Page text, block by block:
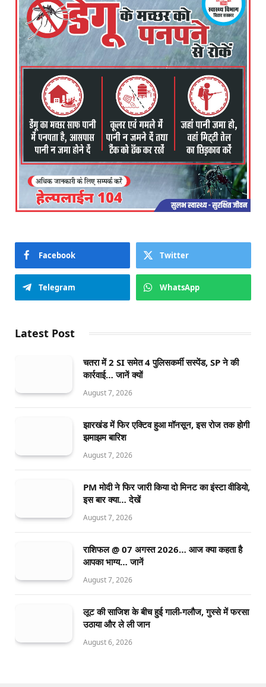
Facebook Twitter
Telegram WhatsApp
Latest Post
चतरा में 2 SI समेत 4 पुलिसकर्मी सस्पेंड, SP ने की
कार्रवाई… जानें क्यों
August 7, 2026
झारखंड में फिर एक्टिव हुआ मॉनसून, इस रोज तक होगी
झमाझम बारिश
August 7, 2026
PM मोदी ने फिर जारी किया दो मिनट का इंस्टा वीडियो,
इस बार क्या… देखें
August 7, 2026
राशिफल @ 07 अगस्त 2026… आज क्या कहता है
आपका भाग्य… जानें
August 7, 2026
लूट की साजिश के बीच हुई गाली-गलौज, गुस्से में फरसा
उठाया और ले ली जान
August 6, 2026